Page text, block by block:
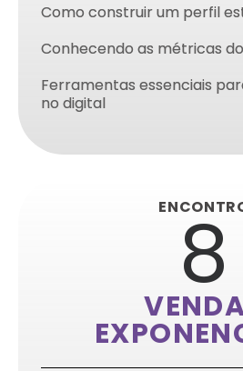
Como construir um perfil
Conhecendo as métricas
Ferramentas essenciais
no digital
8